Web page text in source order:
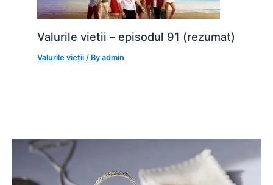
Valurile vietii – episodul 91 (rezumat)
Valurile vieții / Byadmin